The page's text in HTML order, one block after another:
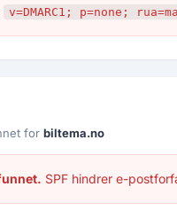
v=DMARC1; p=none;
for biltema.no
SPF hindrer e-